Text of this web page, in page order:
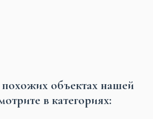
объектах нашей
в категориях: